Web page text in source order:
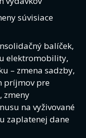
súvisiace
balíček,
elektromobility,
– zmena sadzby,
príjmov pre
zmeny
na vyživované
zaplatenej dane